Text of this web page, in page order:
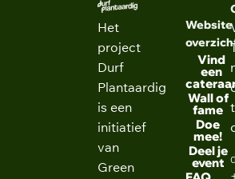
Het
project
Durf
Plantaardig
is een
initiatief
van
Green
Website
Vind
een
Wall of
fame
Doe
mee!
Deel je
event